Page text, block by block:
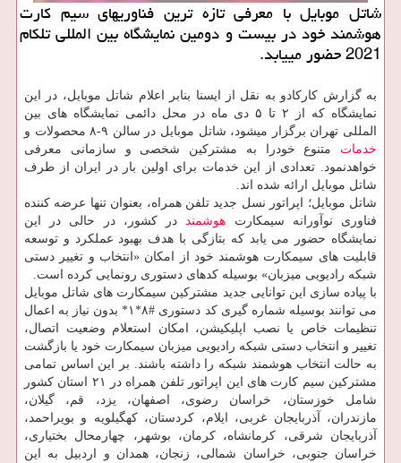
شاتل ‏موبایل با معرفی تازه ترین فناوری‏های سیم ‏کارت
هوشمند خود در بیست و دومین نمایشگاه بین المللی تلکام
2021 حضور می‏یابد.
به گزارش کارکادو به نقل از ایسنا بنابر اعلام شاتل‏ موبایل، در این
نمایشگاه که از ۲ تا ۵ دی ماه در محل دائمی نمایشگاه های بین
المللی تهران برگزار می‏شود، شاتل‏ موبایل در سالن ۹-۸ محصولات و
خدمات متنوع خودرا به مشترکین شخصی و سازمانی معرفی
خواهدنمود. تعدادی از این خدمات برای اولین بار در ایران از طرف
شاتل‏ موبایل ارائه شده ‏اند.
شاتل‏ موبایل؛ اپراتور نسل جدید تلفن همراه، بعنوان تنها عرضه کننده
فناوری نوآورانه سیمکارت هوشمند
در کشور، در حالی در این
نمایشگاه حضور می‏ یابد که بتازگی با هدف بهبود عملکرد و توسعه
قابلیت های سیمکارت هوشمند خود از امکان «انتخاب و تغییر دستی
شبکه رادیویی میزبان» بوسیله کدهای دستوری رونمایی کرده است.
با پیاده‏ سازی این توانایی جدید مشترکین سیمکارت های شاتل‏ موبایل
می ‏توانند بوسیله شماره گیری کد دستوری #۸*۱* بدون نیاز به اعمال
تنظیمات خاص یا نصب اپلیکیشن، امکان استعلام وضعیت اتصال،
تغییر و انتخاب دستی شبکه رادیویی میزبان سیمکارت خود یا بازگشت
به حالت انتخاب هوشمند شبکه را داشته باشند. بر این اساس تمامی
مشترکین سیم ‏کارت ‏های این اپراتور تلفن همراه در ۲۱ استان کشور
شامل خوزستان، خراسان رضوی، اصفهان، یزد، قم، گیلان،
مازندران، آذربایجان غربی، ایلام، کردستان، کهگیلویه و بویراحمد،
آذربایجان شرقی، کرمانشاه، کرمان، بوشهر، چهارمحال بختیاری،
خراسان جنوبی، خراسان شمالی، زنجان، همدان و اردبیل به این